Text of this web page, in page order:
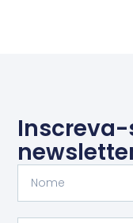
Inscreva-